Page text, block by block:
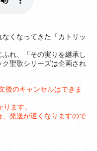
くなってきた「カトリッ
れ、「その実りを継承し
聖歌シリーズは企画され
後のキャンセルはできま
ます。
発送が遅くなりますので